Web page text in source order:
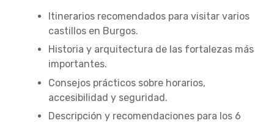
Itinerarios recomendados para visitar varios
castillos en Burgos.
Historia y arquitectura de las fortalezas más
importantes.
Consejos prácticos sobre horarios,
accesibilidad y seguridad.
Descripción y recomendaciones para los 6